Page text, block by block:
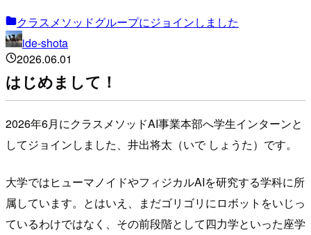
クラスメソッドグループにジョインしました
ide-shota
2026.06.01
はじめまして！
2026年6月にクラスメソッドAI事業本部へ学生インターンと
してジョインしました、井出将太（いで しょうた）です。
大学ではヒューマノイドやフィジカルAIを研究する学科に所
属しています。とはいえ、まだゴリゴリにロボットをいじっ
ているわけではなく、その前段階として四力学といった座学